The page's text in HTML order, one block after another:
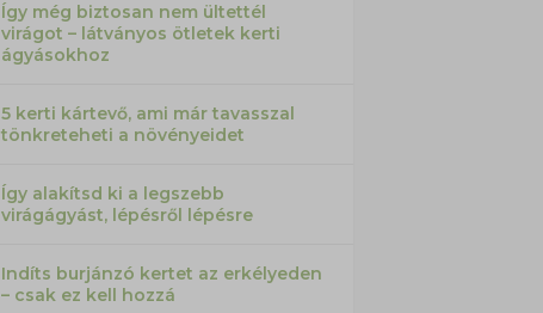
Így még biztosan nem ültettél
virágot – látványos ötletek kerti
ágyásokhoz
5 kerti kártevő, ami már tavasszal
tönkreteheti a növényeidet
Így alakítsd ki a legszebb
virágágyást, lépésről lépésre
Indíts burjánzó kertet az erkélyeden
– csak ez kell hozzá